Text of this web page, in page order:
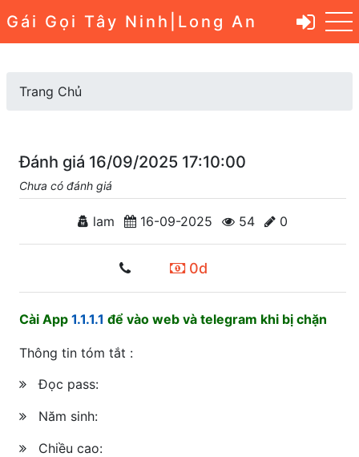
Gái Gọi Tây Ninh|Long An
Trang Chủ
Đánh giá 16/09/2025 17:10:00
Chưa có đánh giá
lam 16-09-2025 54 0
0d
Cài App 1.1.1.1 để vào web và telegram khi bị chặn
Thông tin tóm tắt :
Đọc pass:
Năm sinh:
Chiều cao: